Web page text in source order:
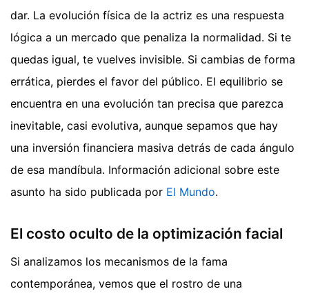
dar. La evolución física de la actriz es una respuesta
lógica a un mercado que penaliza la normalidad. Si te
quedas igual, te vuelves invisible. Si cambias de forma
errática, pierdes el favor del público. El equilibrio se
encuentra en una evolución tan precisa que parezca
inevitable, casi evolutiva, aunque sepamos que hay
una inversión financiera masiva detrás de cada ángulo
de esa mandíbula. Información adicional sobre este
asunto ha sido publicada por El Mundo.
El costo oculto de la optimización facial
Si analizamos los mecanismos de la fama
contemporánea, vemos que el rostro de una